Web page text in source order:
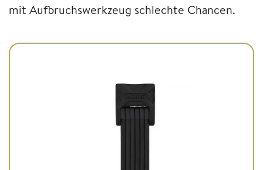
mit Aufbruchswerkzeug schlechte Chancen.